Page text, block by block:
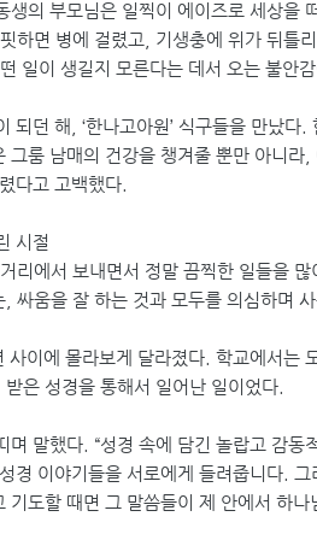
생의 부모님은 일찍이 에이즈로 세상을
하면 병에 걸렸고, 기생충에 위가 뒤틀
일이 생길지 모른다는 데서 오는 불안감
되던 해, ‘한나고아원’ 식구들을 만났
그룸 남매의 건강을 챙겨줄 뿐만 아니
다고 고백했다.
시절
리에서 보내면서 정말 끔찍한 일들을
, 싸움을 잘 하는 것과 모두를 의심하며
사이에 몰라보게 달라졌다. 학교에서는
은 성경을 통해서 일어난 일이었다.
며 말했다. “성경 속에 담긴 놀랍고 감
경 이야기들을 서로에게 들려줍니다.
기도할 때면 그 말씀들이 제 안에서 하